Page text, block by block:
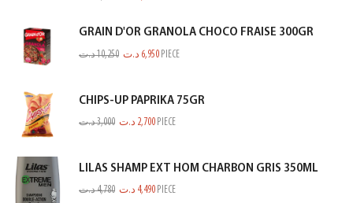
GRAIN D'OR GRANOLA CHOCO FRAISE 300GR
10,250د.ت 6,950 د.ت PIECE
CHIPS-UP PAPRIKA 75GR
3,000د.ت 2,700 د.ت PIECE
LILAS SHAMP EXT HOM CHARBON GRIS 350ML
4,780د.ت 4,490 د.ت PIECE